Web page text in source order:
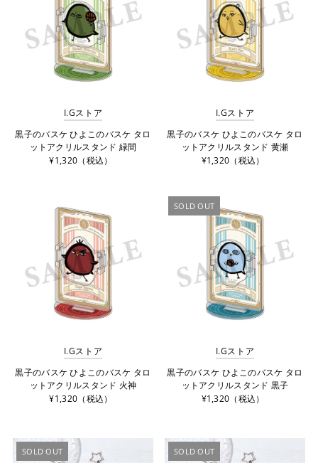
I.Gストア
黒子のバスケ ひよこのバスケ タロ
ットアクリルスタンド 緑間
¥1,320（税込）
I.Gストア
黒子のバスケ ひよこのバスケ タロ
ットアクリルスタンド 黄瀬
¥1,320（税込）
I.Gストア
黒子のバスケ ひよこのバスケ タロ
ットアクリルスタンド 火神
¥1,320（税込）
SOLD OUT
I.Gストア
黒子のバスケ ひよこのバスケ タロ
ットアクリルスタンド 黒子
¥1,320（税込）
SOLD OUT SOLD OUT